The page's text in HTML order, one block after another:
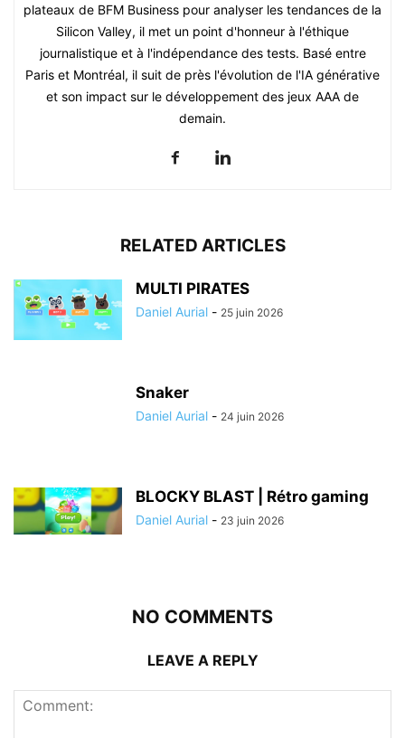
plateaux de BFM Business pour analyser les tendances de la
Silicon Valley, il met un point d'honneur à l'éthique
journalistique et à l'indépendance des tests. Basé entre
Paris et Montréal, il suit de près l'évolution de l'IA générative
et son impact sur le développement des jeux AAA de
demain.
RELATED ARTICLES
MULTI PIRATES
Daniel Aurial - 25 juin 2026
Snaker
Daniel Aurial - 24 juin 2026
BLOCKY BLAST | Rétro gaming
Daniel Aurial - 23 juin 2026
NO COMMENTS
LEAVE A REPLY